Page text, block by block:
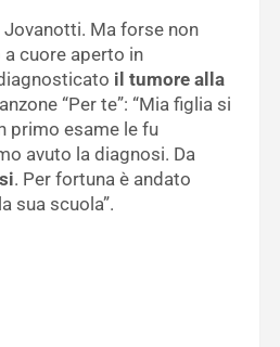
Ma forse non
cuore aperto in
il tumore alla
“Per te”: “Mia figlia si
primo esame le fu
avuto la diagnosi. Da
. Per fortuna è andato
sua scuola”.